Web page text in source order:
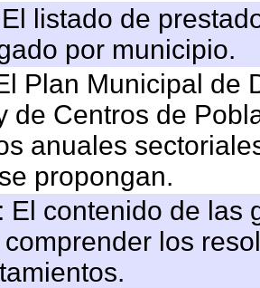
listado de
por municipio.
Plan Municipal de
de Centros de
anuales
propongan.
El contenido de las
los